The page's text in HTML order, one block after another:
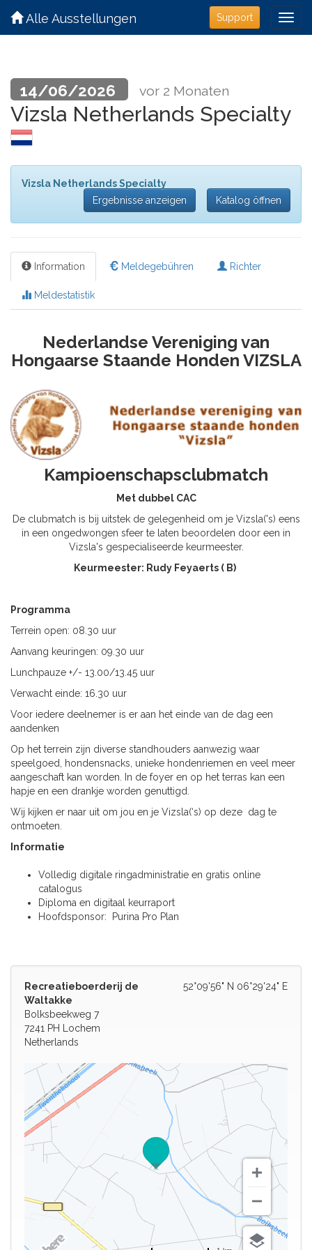
Support
Alle Ausstellungen
14/06/2026 vor 2 Monaten
Vizsla Netherlands Specialty
Vizsla Netherlands Specialty
Ergebnisse anzeigen
Katalog öffnen
Information Meldegebühren Richter
Meldestatistik
Nederlandse Vereniging van
Hongaarse Staande Honden VIZSLA
Kampioenschapsclubmatch
Met dubbel CAC
De clubmatch is bij uitstek de gelegenheid om je Vizsla('s) eens
in een ongedwongen sfeer te laten beoordelen door een in
Vizsla's gespecialiseerde keurmeester.
Keurmeester: Rudy Feyaerts ( B)
Programma
Terrein open: 08.30 uur
Aanvang keuringen: 09.30 uur
Lunchpauze +/- 13.00/13.45 uur
Verwacht einde: 16.30 uur
Voor iedere deelnemer is er aan het einde van de dag een
aandenken
Op het terrein zijn diverse standhouders aanwezig waar
speelgoed, hondensnacks, unieke hondenriemen en veel meer
aangeschaft kan worden. In de foyer en op het terras kan een
hapje en een drankje worden genuttigd.
Wij kijken er naar uit om jou en je Vizsla(‘s) op deze dag te
ontmoeten.
Informatie
Volledig digitale ringadministratie en gratis online
catalogus
Diploma en digitaal keurraport
Hoofdsponsor: Purina Pro Plan
52°09'56" N 06°29'24" E
Recreatieboerderij de
Waltakke
Bolksbeekweg 7
7241 PH Lochem
Netherlands